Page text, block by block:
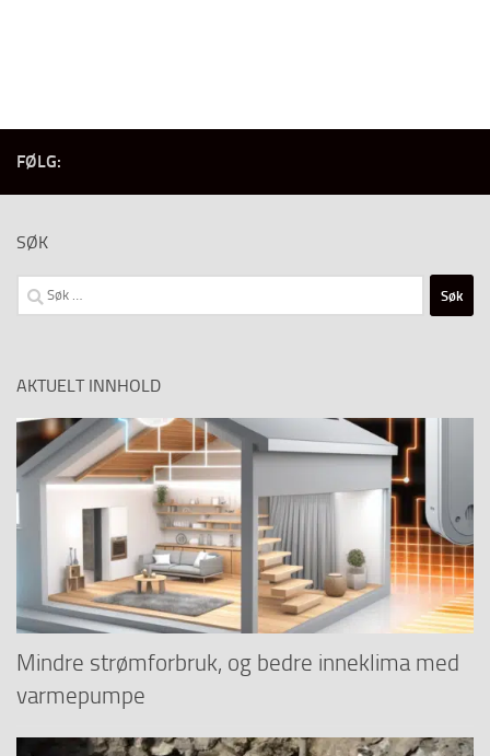
FØLG:
SØK
Søk
etter:
AKTUELT INNHOLD
Mindre strømforbruk, og bedre inneklima med
varmepumpe